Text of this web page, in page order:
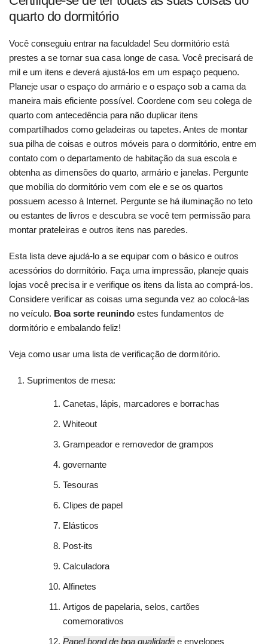
quarto do dormitório
Você conseguiu entrar na faculdade! Seu dormitório está
prestes a se tornar sua casa longe de casa. Você precisará de
mil e um itens e deverá ajustá-los em um espaço pequeno.
Planeje usar o espaço do armário e o espaço sob a cama da
maneira mais eficiente possível. Coordene com seu colega de
quarto com antecedência para não duplicar itens
compartilhados como geladeiras ou tapetes. Antes de montar
sua pilha de coisas e outros móveis para o dormitório, entre em
contato com o departamento de habitação da sua escola e
obtenha as dimensões do quarto, armário e janelas. Pergunte
que mobília do dormitório vem com ele e se os quartos
possuem acesso à Internet. Pergunte se há iluminação no teto
ou estantes de livros e descubra se você tem permissão para
montar prateleiras e outros itens nas paredes.
Esta lista deve ajudá-lo a se equipar com o básico e outros
acessórios do dormitório. Faça uma impressão, planeje quais
lojas você precisa ir e verifique os itens da lista ao comprá-los.
Considere verificar as coisas uma segunda vez ao colocá-las
no veículo. Boa sorte reunindo estes fundamentos de
dormitório e embalando feliz!
Veja como usar uma lista de verificação de dormitório.
Suprimentos de mesa:
Canetas, lápis, marcadores e borrachas
Whiteout
Grampeador e removedor de grampos
governante
Tesouras
Clipes de papel
Elásticos
Post-its
Calculadora
Alfinetes
Artigos de papelaria, selos, cartões
comemorativos
Papel bond de boa qualidade e envelopes